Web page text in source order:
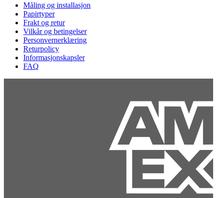
Måling og installasjon
Papirtyper
Frakt og retur
Vilkår og betingelser
Personvernerklæring
Returpolicy
Informasjonskapsler
FAQ